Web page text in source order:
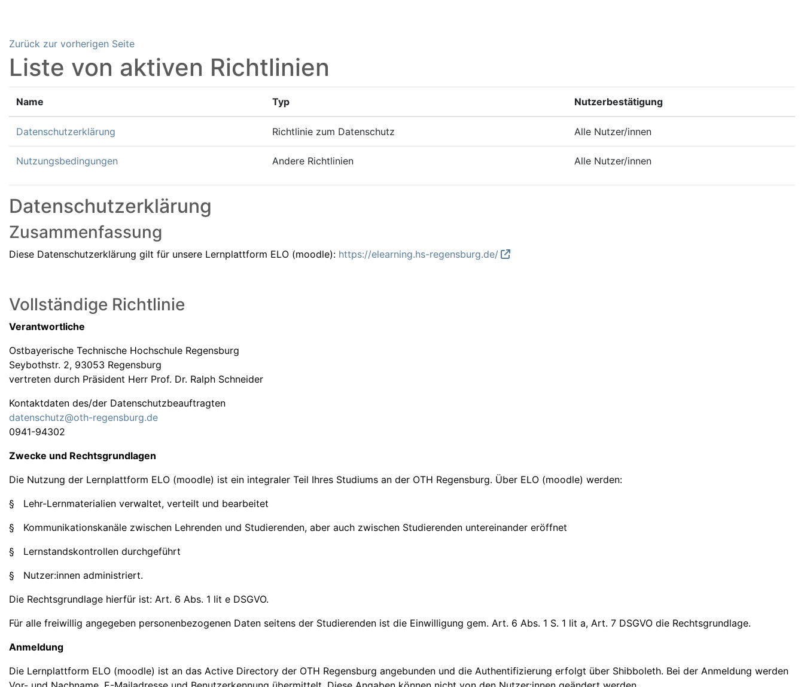
Zurück zur vorherigen Seite
Liste von aktiven Richtlinien
Name Typ Nutzerbestätigung
Datenschutzerklärung Richtlinie zum Datenschutz Alle Nutzer/innen
Nutzungsbedingungen Andere Richtlinien Alle Nutzer/innen
Datenschutzerklärung
Zusammenfassung
Diese Datenschutzerklärung gilt für unsere Lernplattform ELO (moodle): https://elearning.hs-regensburg.de/
Vollständige Richtlinie
Verantwortliche
Ostbayerische Technische Hochschule Regensburg
Seybothstr. 2, 93053 Regensburg
vertreten durch Präsident Herr Prof. Dr. Ralph Schneider
Kontaktdaten des/der Datenschutzbeauftragten
datenschutz@oth-regensburg.de
0941-94302
Zwecke und Rechtsgrundlagen
Die Nutzung der Lernplattform ELO (moodle) ist ein integraler Teil Ihres Studiums an der OTH Regensburg. Über ELO (moodle) werden:
§ Lehr-Lernmaterialien verwaltet, verteilt und bearbeitet
§ Kommunikationskanäle zwischen Lehrenden und Studierenden, aber auch zwischen Studierenden untereinander eröffnet
§ Lernstandskontrollen durchgeführt
§ Nutzer:innen administriert.
Die Rechtsgrundlage hierfür ist: Art. 6 Abs. 1 lit e DSGVO.
Für alle freiwillig angegeben personenbezogenen Daten seitens der Studierenden ist die Einwilligung gem. Art. 6 Abs. 1 S. 1 lit a, Art. 7 DSGVO die Rechtsgrundlage.
Anmeldung
Die Lernplattform ELO (moodle) ist an das Active Directory der OTH Regensburg angebunden und die Authentifizierung erfolgt über Shibboleth. Bei der Anmeldung werden